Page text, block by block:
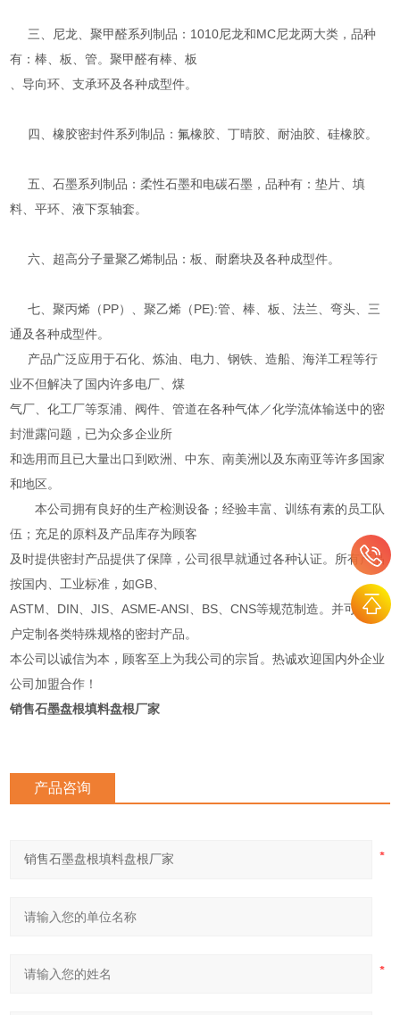
三、尼龙、聚甲醛系列制品：1010尼龙和MC尼龙两大类，品种
有：棒、板、管。聚甲醛有棒、板
、导向环、支承环及各种成型件。
四、橡胶密封件系列制品：氟橡胶、丁晴胶、耐油胶、硅橡胶。
五、石墨系列制品：柔性石墨和电碳石墨，品种有：垫片、填
料、平环、液下泵轴套。
六、超高分子量聚乙烯制品：板、耐磨块及各种成型件。
七、聚丙烯（PP）、聚乙烯（PE):管、棒、板、法兰、弯头、三
通及各种成型件。
产品广泛应用于石化、炼油、电力、钢铁、造船、海洋工程等行
业不但解决了国内许多电厂、煤
气厂、化工厂等泵浦、阀件、管道在各种气体／化学流体输送中的密
封泄露问题，已为众多企业所
和选用而且已大量出口到欧洲、中东、南美洲以及东南亚等许多国家
和地区。
本公司拥有良好的生产检测设备；经验丰富、训练有素的员工队
伍；充足的原料及产品库存为顾客
及时提供密封产品提供了保障，公司很早就通过各种认证。所有产品
按国内、工业标准，如GB、
ASTM、DIN、JIS、ASME-ANSI、BS、CNS等规范制造。并可为客
户定制各类特殊规格的密封产品。
本公司以诚信为本，顾客至上为我公司的宗旨。热诚欢迎国内外企业
公司加盟合作！
销售石墨盘根填料盘根厂家
产品咨询